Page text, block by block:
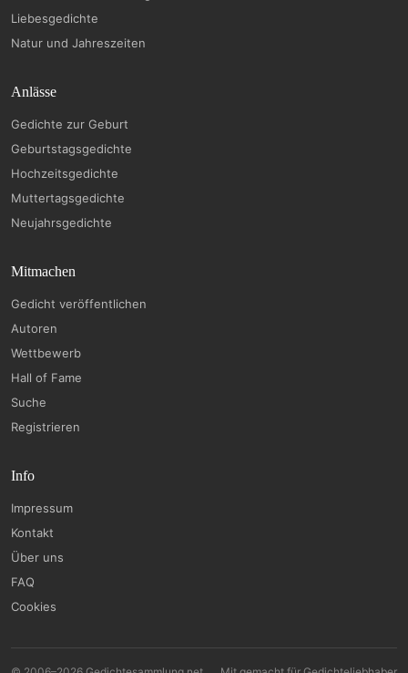
Liebesgedichte
Natur und Jahreszeiten
Anlässe
Gedichte zur Geburt
Geburtstagsgedichte
Hochzeitsgedichte
Muttertagsgedichte
Neujahrsgedichte
Mitmachen
Gedicht veröffentlichen
Autoren
Wettbewerb
Hall of Fame
Suche
Registrieren
Info
Impressum
Kontakt
Über uns
FAQ
Cookies